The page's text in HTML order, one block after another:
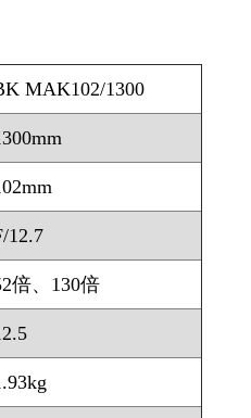
MAK102/1300
12.7
倍、130倍